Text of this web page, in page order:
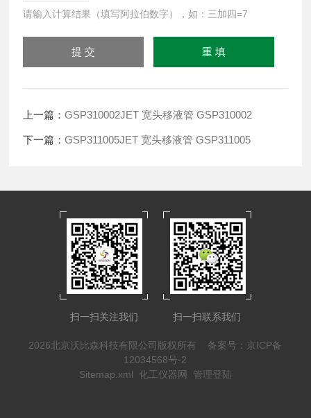
请输入计算结果（填写阿拉伯数字），如：三加四=7
上一篇：GSP310002JET 宽头移液管 GSP310002
下一篇：GSP311005JET 宽头移液管 GSP311005
扫一扫关注我们 扫一扫联系我们
2026北京沃比森科技有限公司版权所有 备案号：京ICP备
12034568号-2
Sitemap.xml 化工仪器网 管理登陆